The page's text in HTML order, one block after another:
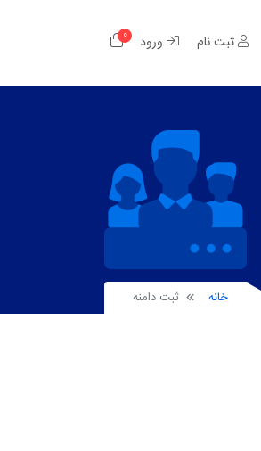
ثبت نام ورود 0
خانه ثبت دامنه